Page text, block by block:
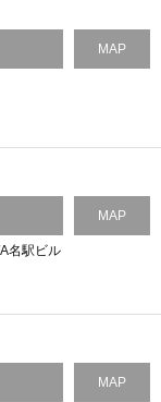
MAP
MAP
名駅ビル
MAP